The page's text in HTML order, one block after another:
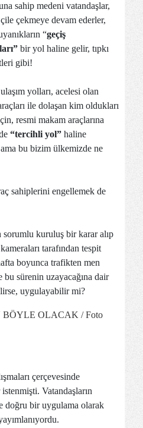
sahip medeni vatandaşlar,
çekmeye devam ederler,
“geçiş
bir yol haline gelir, tıpkı
gibi!
yolları, acelesi olan
ile dolaşan kim oldukları
resmi makam araçlarına
“tercihli yol” haline
bu bizim ülkemizde ne
sahiplerini engellemek de
kuruluş bir karar alıp
tarafından tespit
boyunca trafikten men
bu sürenin uzayacağına dair
uygulayabilir mi?
OLACAK / Foto
çerçevesinde
Vatandaşların
doğru bir uygulama olarak